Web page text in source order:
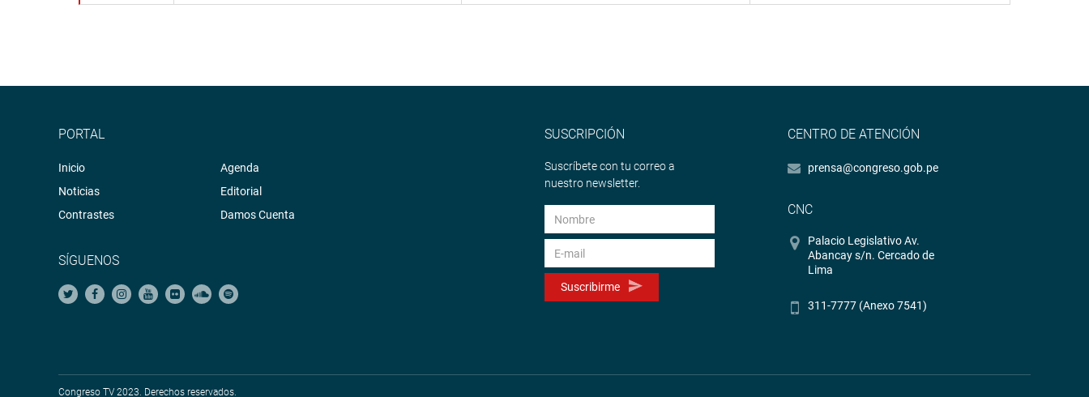
PORTAL
Inicio
Noticias
Contrastes
Agenda
Editorial
Damos Cuenta
SÍGUENOS
SUSCRIPCIÓN
Suscríbete con tu correo a
nuestro newsletter.
Suscribirme
CENTRO DE ATENCIÓN
prensa@congreso.gob.pe
CNC
Palacio Legislativo Av.
Abancay s/n. Cercado de
Lima
311-7777 (Anexo 7541)
Congreso TV 2023. Derechos reservados.